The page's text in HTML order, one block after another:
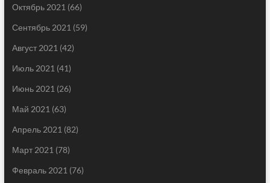
Октябрь 2021 (66)
Сентябрь 2021 (59)
Август 2021 (42)
Июль 2021 (41)
Июнь 2021 (26)
Май 2021 (63)
Апрель 2021 (82)
Март 2021 (78)
Февраль 2021 (76)